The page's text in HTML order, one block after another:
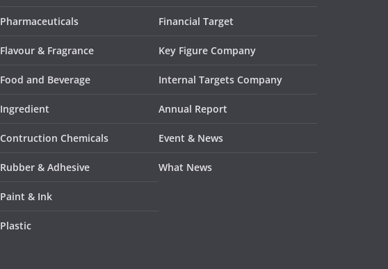
Pharmaceuticals
Flavour & Fragrance
Food and Beverage
Ingredient
Contruction Chemicals
Rubber & Adhesive
Paint & Ink
Plastic
Financial Target
Key Figure Company
Internal Targets Company
Annual Report
Event & News
What News